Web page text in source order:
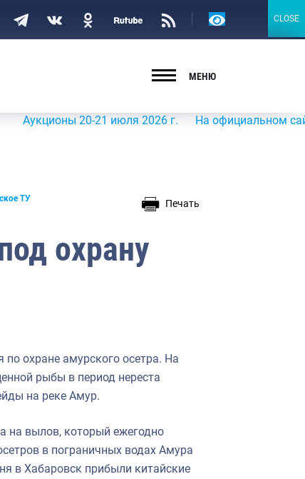
Версия
МЕНЮ
20-21 июля 2026 г. На официальном сайте
ТУ
Печать
охрану
охране амурского осетра. На
рыбы в период нереста
на реке Амур.
на вылов, который ежегодно
в пограничных водах Амура
в Хабаровск прибыли китайские
CLOSE
CLOSE